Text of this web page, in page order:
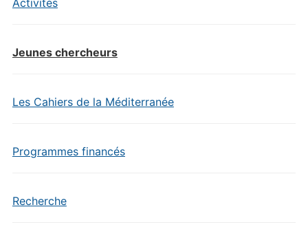
Activités
Jeunes chercheurs
Les Cahiers de la Méditerranée
Programmes financés
Recherche